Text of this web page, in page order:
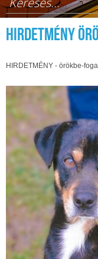
Keresés űrlap
HIRDETMÉNY
HIRDETMÉNY - örökbe-